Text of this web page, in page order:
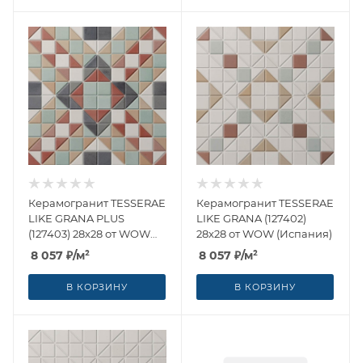
Керамогранит TESSERAE
LIKE GRANA PLUS
(127403) 28x28 от WOW
(Испания)
8 057 ₽/м²
В КОРЗИНУ
Керамогранит TESSERAE
LIKE GRANA (127402)
28x28 от WOW (Испания)
8 057 ₽/м²
В КОРЗИНУ